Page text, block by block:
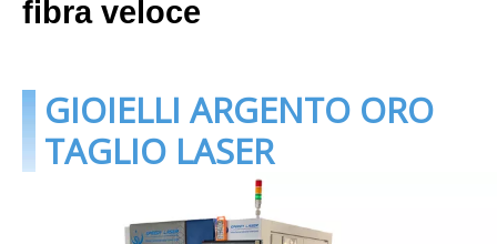
fibra veloce
GIOIELLI ARGENTO ORO
TAGLIO LASER